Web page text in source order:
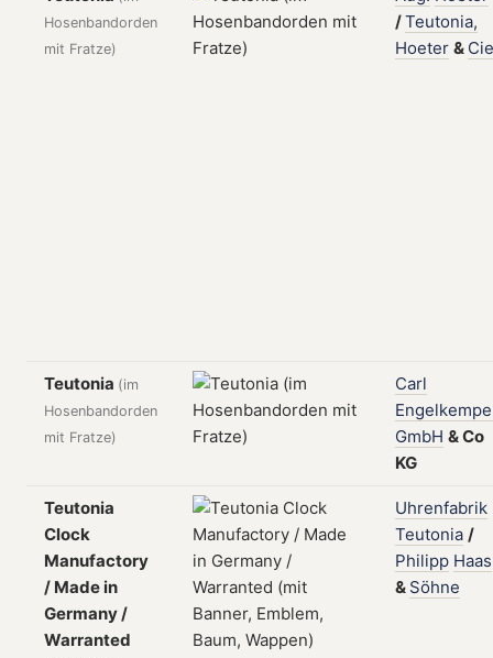
Hosenbandorden
mit Fratze)
/Teutonia,
Hoeter &
Teutonia (im
Hosenbandorden
mit Fratze)
Carl
GmbH &Co
KG
Teutonia
Clock
Manufactory
/ Made in
Germany /
Warranted
Uhrenfabrik
Teutonia /
Philipp Haas
& Söhne